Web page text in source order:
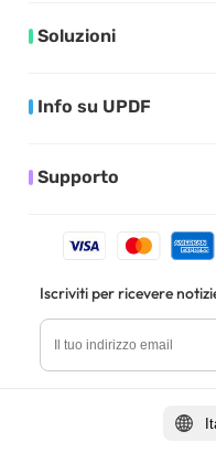
Soluzioni
Info su UPDF
Supporto
Iscriviti per ricevere